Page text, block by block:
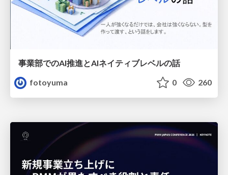
事業部でのAI推進とAIネイティブレベルの話
fotoyuma
0 260